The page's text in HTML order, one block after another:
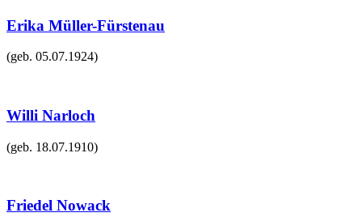
Erika Müller-Fürstenau
(geb. 05.07.1924)
Willi Narloch
(geb. 18.07.1910)
Friedel Nowack